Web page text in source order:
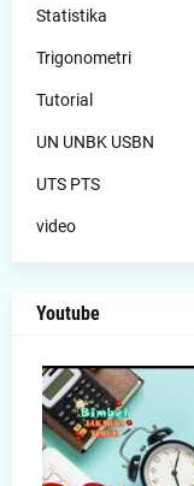
Statistika
Trigonometri
Tutorial
UN UNBK USBN
UTS PTS
video
Youtube